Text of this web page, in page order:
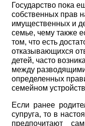
Государство пока
собственных прав
имущественных и
семье, чему также
том, что есть
отказывающихся
детей, часто
между
определенных
семейном
Если ранее
супруга, то в
предпочитают